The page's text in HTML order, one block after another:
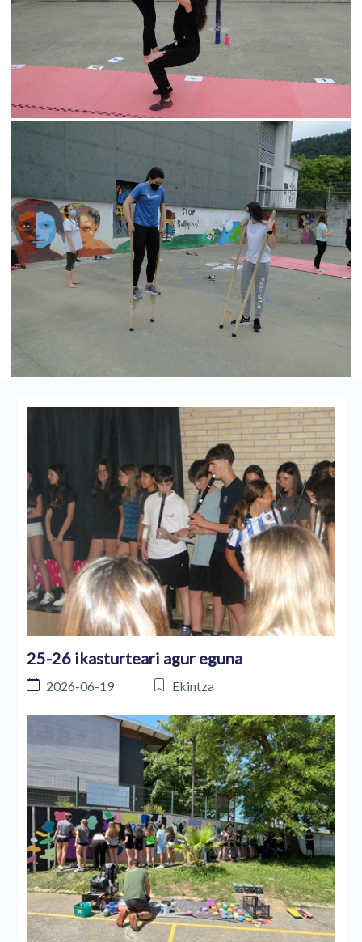
25-26 ikasturteari agur eguna
2026-06-19 Ekintza